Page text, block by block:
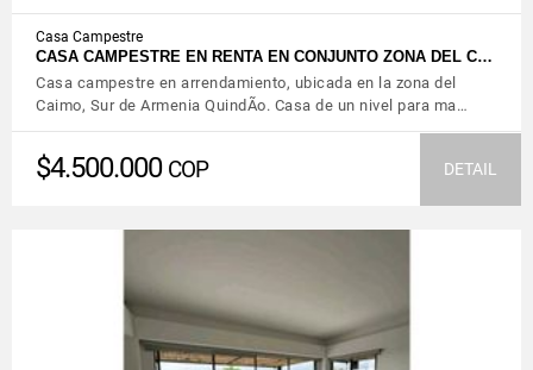
Casa Campestre
CASA CAMPESTRE EN RENTA EN CONJUNTO ZONA DEL C…
Casa campestre en arrendamiento, ubicada en la zona del
Caimo, Sur de Armenia QuindÃ­o. Casa de un nivel para ma…
$4.500.000 COP DETAIL